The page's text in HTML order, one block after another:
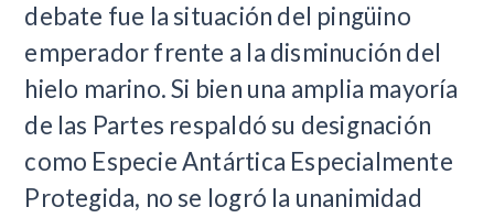
debate fue la situación del pingüino
emperador frente a la disminución del
hielo marino. Si bien una amplia mayoría
de las Partes respaldó su designación
como Especie Antártica Especialmente
Protegida, no se logró la unanimidad